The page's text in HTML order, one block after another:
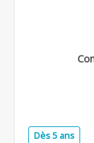
Dès 5 ans